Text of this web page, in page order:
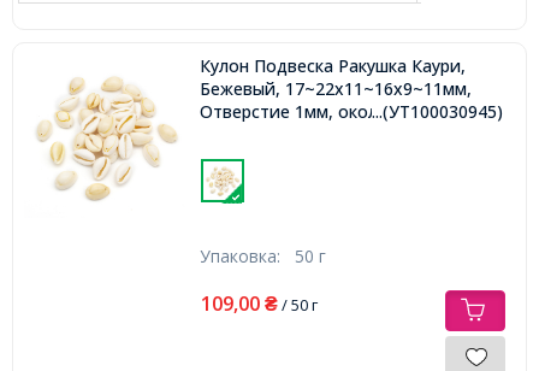
Кулон Подвеска Ракушка Каури,
Бежевый, 17~22x11~16x9~11мм,
Отверстие 1мм, около 28шт/50г,
...(УТ100030945)
Упаковка: 50 г
109,00 ₴/ 50 г